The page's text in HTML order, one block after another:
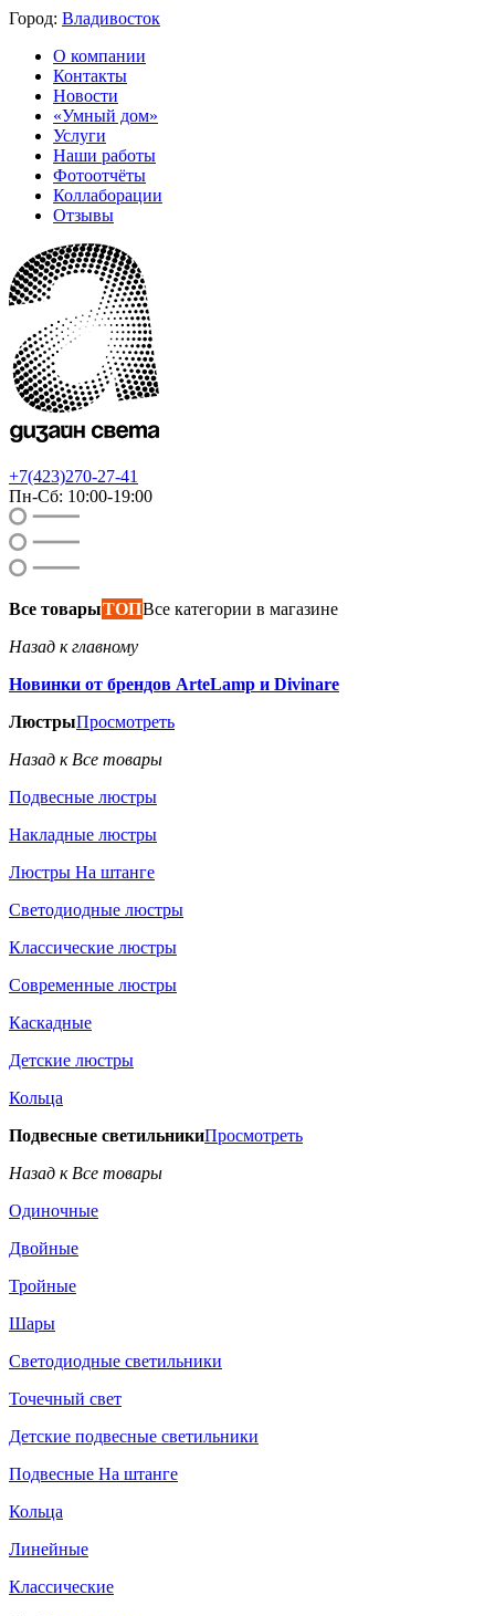
Город: Владивосток
О компании
Контакты
Новости
«Умный дом»
Услуги
Наши работы
Фотоотчёты
Коллаборации
Отзывы
+7(423)270-27-41
Пн-Сб: 10:00-19:00
Все товарыТОПВсе категории в магазине
Назад к главному
Новинки от брендов ArteLamp и Divinare
ЛюстрыПросмотреть
Назад к Все товары
Подвесные люстры
Накладные люстры
Люстры На штанге
Светодиодные люстры
Классические люстры
Современные люстры
Каскадные
Детские люстры
Кольца
Подвесные светильникиПросмотреть
Назад к Все товары
Одиночные
Двойные
Тройные
Шары
Светодиодные светильники
Точечный свет
Детские подвесные светильники
Подвесные На штанге
Кольца
Линейные
Классические